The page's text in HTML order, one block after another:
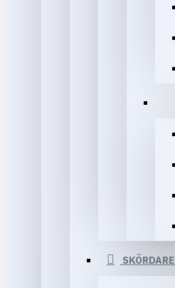
SKÖRDARE